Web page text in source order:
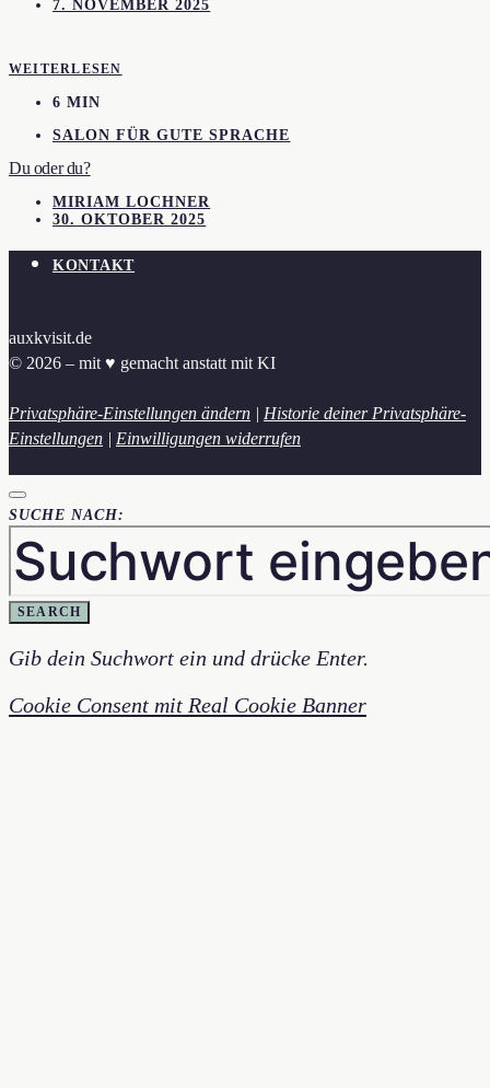
7. NOVEMBER 2025
WEITERLESEN
6 MIN
SALON FÜR GUTE SPRACHE
Du oder du?
MIRIAM LOCHNER
30. OKTOBER 2025
KONTAKT
auxkvisit.de
© 2026 – mit ♥︎ gemacht anstatt mit KI
Privatsphäre-Einstellungen ändern | Historie deiner Privatsphäre-
Einstellungen | Einwilligungen widerrufen
SUCHE NACH:
SEARCH
Gib dein Suchwort ein und drücke Enter.
Cookie Consent mit Real Cookie Banner